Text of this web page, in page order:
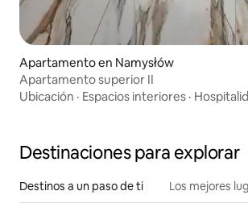
Apartamento en Namysłów
Apartamento superior II
Ubicación · Espacios interiores ·
Destinaciones para explorar
Destinos a un paso de ti Los mejores